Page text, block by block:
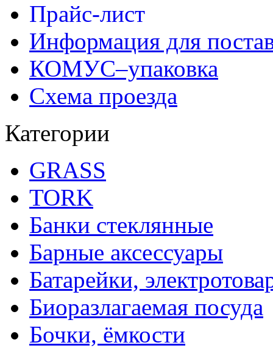
Прайс-лист
Информация для
КОМУС–упаковка
Схема проезда
Категории
GRASS
TORK
Банки стеклянные
Барные аксессуары
Батарейки,
Биоразлагаемая посуда
Бочки, ёмкости